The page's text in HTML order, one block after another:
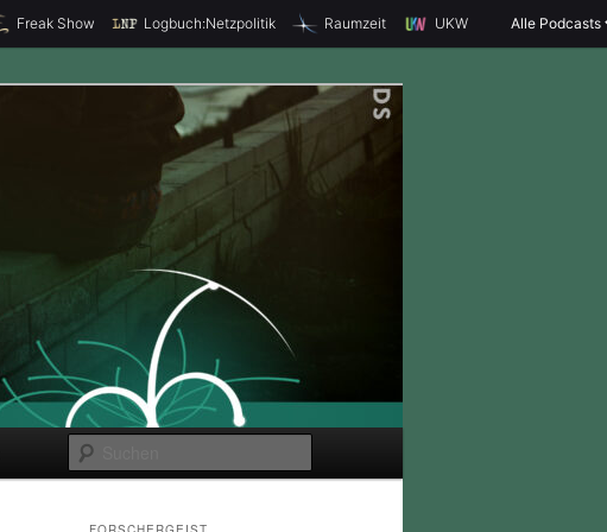
Freak Show Logbuch:Netzpolitik Raumzeit UKW Alle Podcasts
u